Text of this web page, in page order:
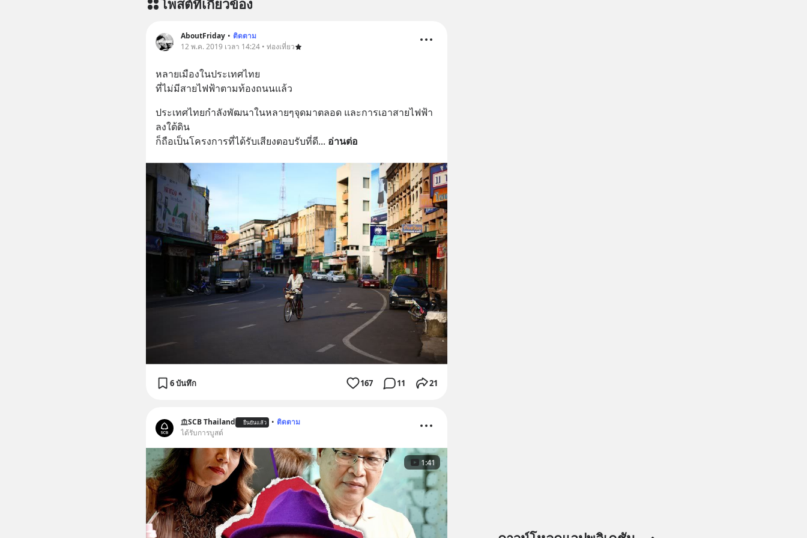
โพสต์ที่เกี่ยวข้อง
AboutFriday • ติดตาม
12 พ.ค. 2019 เวลา 14:24 • ท่องเที่ยว
หลายเมืองในประเทศไทย
ที่ไม่มีสายไฟฟ้าตามท้องถนนแล้ว
ประเทศไทยกำลังพัฒนาในหลายๆจุดมาตลอด และการเอาสายไฟฟ้า
ลงใต้ดิน
ก็ถือเป็นโครงการที่ได้รับเสียงตอบรับที่ดี... อ่านต่อ
6 บันทึก 167 11 21
SCB Thailand ยืนยันแล้ว • ติดตาม
ได้รับการบูสต์
1:41